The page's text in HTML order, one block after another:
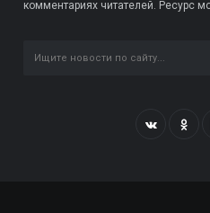
комментариях читателей. Ресурс